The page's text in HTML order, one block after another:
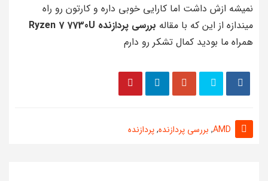
نمیشه ازش داشت اما کارایی خوبی داره و کارتون رو راه
میندازه از این که با مقاله بررسی پردازنده Ryzen 7 7730U
همراه ما بودید کمال تشکر رو دارم
AMD
, بررسی پردازنده,پردازنده